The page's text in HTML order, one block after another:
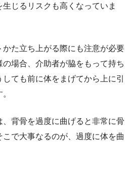
じるリスクも高くなっていま
かた立ち上がる際にも注意が必要
場合、介助者が脇をもって持ち
しても前に体をまげてから上に引
、背骨を過度に曲げると非常に骨
で大事なるのが、過度に体を曲